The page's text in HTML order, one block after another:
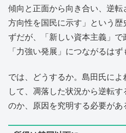
傾向と正面から向き合い、逆
方向性を国民に示す」という
ずだが、「新しい資本主義」
「力強い発展」につながるはず
では、どうするか。島田氏に
して、凋落した状況から逆転
のか、原因を究明する必要があ